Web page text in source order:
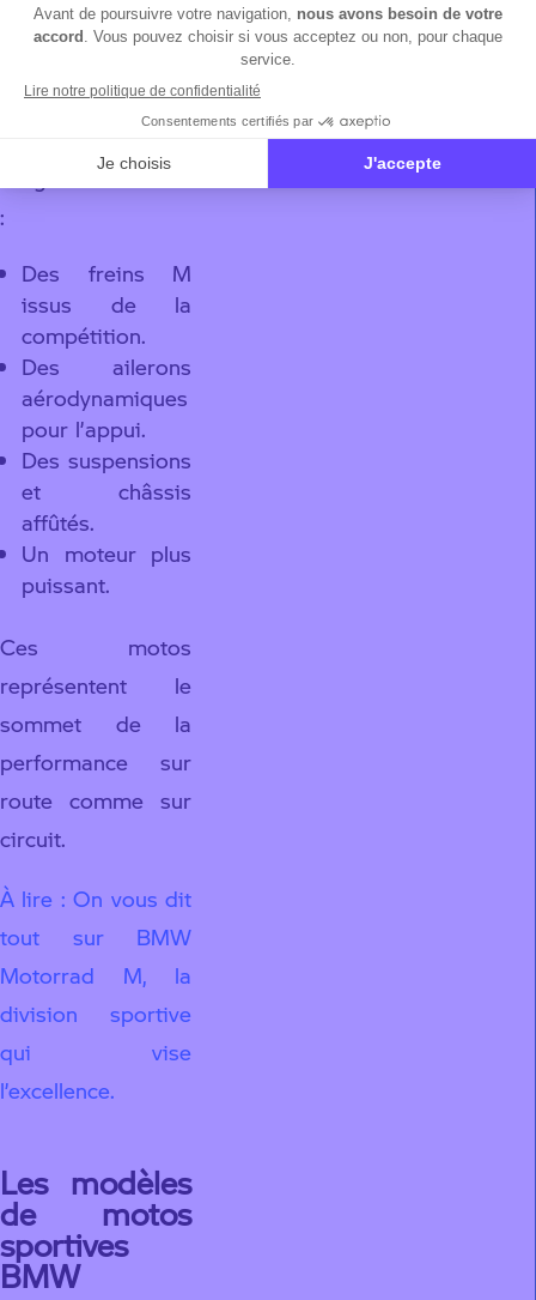
roadsters de la
intègrent des
de gamme comme
:
Des freins M
issus de la
compétition.
Des ailerons
aérodynamiques
pour l’appui.
Des suspensions
et châssis
affûtés.
Un moteur plus
puissant.
Ces motos
représentent le
sommet de la
performance sur
route comme sur
circuit.
À lire : On vous dit
tout sur BMW
Motorrad M, la
division sportive
qui vise
l’excellence.
Les modèles
de motos
sportives
BMW